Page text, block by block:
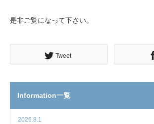
是非ご覧になって下さい。
Tweet
Information一覧
2026.8.1